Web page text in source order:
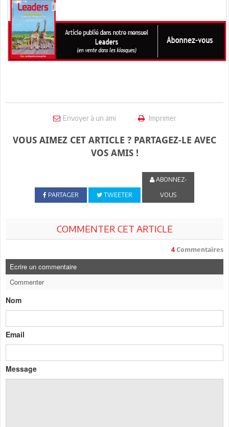
Envoyer à un ami Imprimer
VOUS AIMEZ CET ARTICLE ? PARTAGEZ-LE AVEC
VOS AMIS !
PARTAGER TWEETER
ABONNEZ-
VOUS
COMMENTER CET ARTICLE
4 Commentaires
Ecrire un commentaire
Commenter
Nom
Email
Message